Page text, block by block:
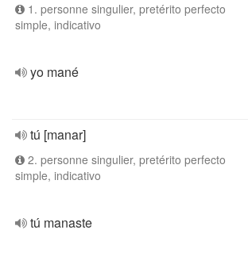
1. personne singulier, pretérito perfecto
simple, indicativo
yo mané
tú [manar]
2. personne singulier, pretérito perfecto
simple, indicativo
tú manaste